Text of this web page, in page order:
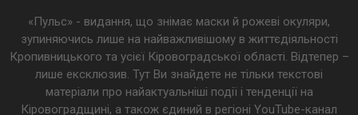
«Пульс» - видання, що знімає маски й рожеві окуляри,
зупиняючись лише на найважливішому в життєдіяльності
Кропивницького та усієї Кіровоградської області. Відтепер –
лише ексклюзив. Тут Ви знайдете не тільки текстові
матеріали про найактуальніші події і тенденції на
Кіровоградщині, а також єдиний в регіоні YouTube-канал